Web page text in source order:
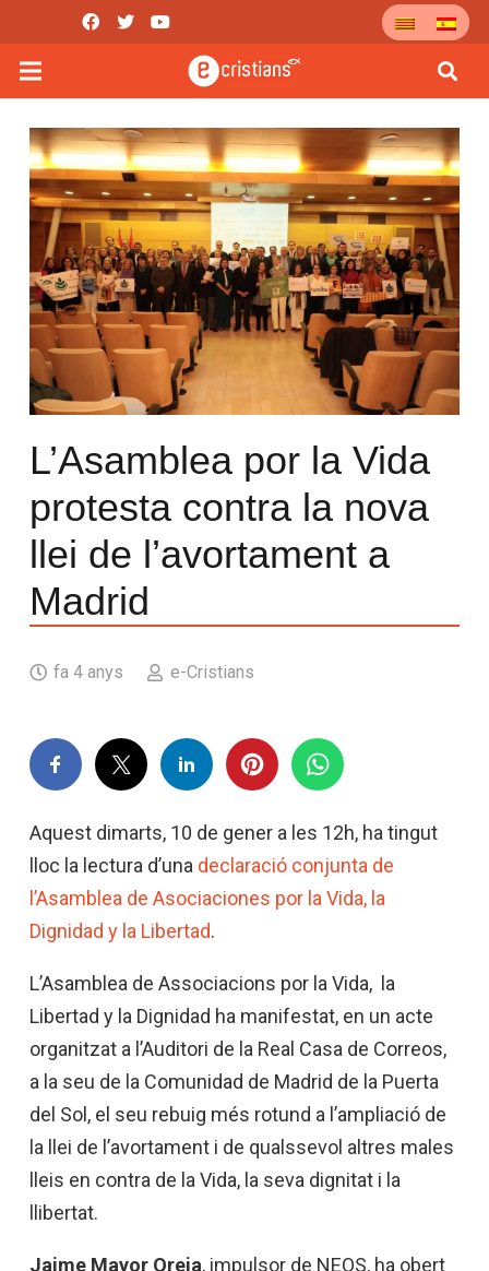
L’Asamblea por la Vida
protesta contra la nova
llei de l’avortament a
Madrid
fa 4 anys e-Cristians
Aquest dimarts, 10 de gener a les 12h, ha tingut
lloc la lectura d’una declaració conjunta de
l’Asamblea de Asociaciones por la Vida, la
Dignidad y la Libertad.
L’Asamblea de Associacions por la Vida, la
Libertad y la Dignidad ha manifestat, en un acte
organitzat a l’Auditori de la Real Casa de Correos,
a la seu de la Comunidad de Madrid de la Puerta
del Sol, el seu rebuig més rotund a l’ampliació de
la llei de l’avortament i de qualssevol altres males
lleis en contra de la Vida, la seva dignitat i la
llibertat.
Jaime Mayor Oreja, impulsor de NEOS, ha obert